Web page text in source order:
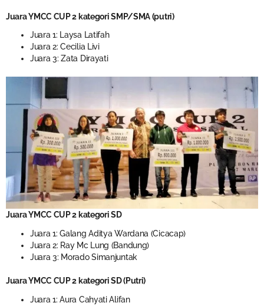
Juara YMCC CUP 2 kategori SMP/SMA (putri)
Juara 1: Laysa Latifah
Juara 2: Cecilia Livi
Juara 3: Zata Dirayati
Juara YMCC CUP 2 kategori SD
Juara 1: Galang Aditya Wardana (Cicacap)
Juara 2: Ray Mc Lung (Bandung)
Juara 3: Morado Simanjuntak
Juara YMCC CUP 2 kategori SD (Putri)
Juara 1: Aura Cahyati Alifan